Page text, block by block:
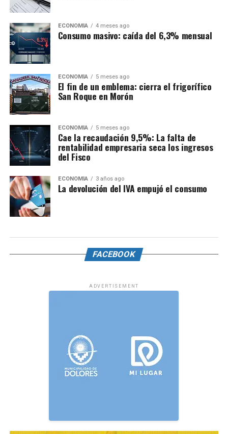
ECONOMÍA 4 meses ago
Consumo masivo: caída del 6,3% mensual
ECONOMÍA 5 meses ago
El fin de un emblema: cierra el frigorífico
San Roque en Morón
ECONOMÍA 5 meses ago
Cae la recaudación 9,5%: La falta de
rentabilidad empresaria seca los ingresos
del Fisco
ECONOMÍA 3 años ago
La devolución del IVA empujó el consumo
FACEBOOK
ADVERTISEMENT